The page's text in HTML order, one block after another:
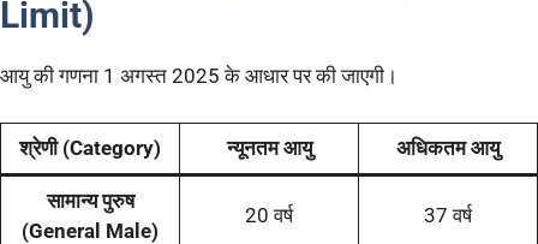
Limit)
आयु की गणना 1 अगस्त 2025 के आधार पर की जाएगी।
श्रेणी (Category) न्यूनतम आयु अधिकतम आयु
सामान्य पुरुष
(General Male)
20 वर्ष 37 वर्ष